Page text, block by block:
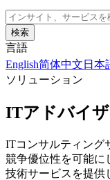
検索
言語
English简体中文 日本
ソリューション
ITアドバイ
ITコンサルティング
競争優位性を可能に
技術サービスを提供